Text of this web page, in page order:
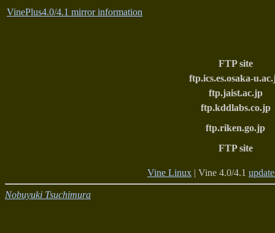
VinePlus4.0/4.1 mirror information
FTP site
ftp.ics.es.osaka-
ftp.jaist.ac.jp
ftp.kddlabs.co.jp
ftp.riken.go.jp
FTP site
Vine Linux | Vine 4.0/4.1
Nobuyuki Tsuchimura